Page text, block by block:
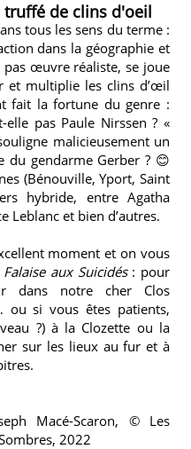
de clins d'oeil
tous les sens du terme :
dans la géographie et
pas œuvre réaliste, se joue
et multiplie les clins d’œil
fait la fortune du genre :
elle pas Paule Nirssen ? «
malicieusement un
du gendarme Gerber ? 😊
(Bénouville, Yport, Saint
hybride, entre Agatha
Leblanc et bien d’autres.
moment et on vous
Falaise aux Suicidés: pour
dans notre cher Clos
ou si vous êtes patients,
?) à la Clozette ou la
sur les lieux au fur et à
Macé-Scaron, © Les
2022